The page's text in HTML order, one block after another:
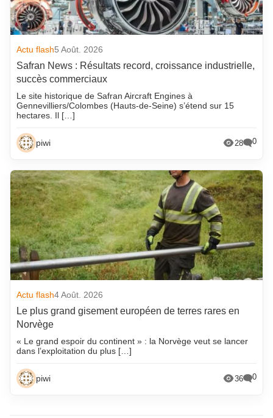
Actu flash5 Août. 2026
Safran News : Résultats record, croissance industrielle,
succès commerciaux
Le site historique de Safran Aircraft Engines à
Gennevilliers/Colombes (Hauts-de-Seine) s’étend sur 15
hectares. Il […]
piwi 28 0
Actu flash4 Août. 2026
Le plus grand gisement européen de terres rares en
Norvège
« Le grand espoir du continent » : la Norvège veut se lancer
dans l’exploitation du plus […]
piwi 36 0